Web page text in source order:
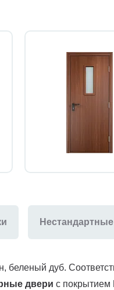
дуб.
двери с покрытием